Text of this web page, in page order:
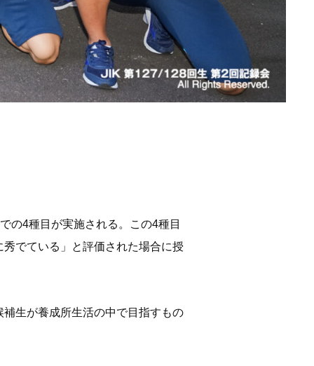
の4種目が実施される。この4種目
でている」と評価された場合に授
生が養成所生活の中で目指すもの